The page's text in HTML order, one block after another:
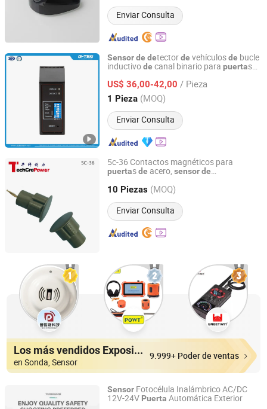
Enviar Consulta
Sensorde detectorde vehículosde bucle
inductivode canal binario para puertas
estacionamiento
US$ 36,00-42,00 / Pieza
1 Pieza (MOQ)
Enviar Consulta
TIANJIN G-TEK SENSOR TECHNOLOGY CO., LTD
Tianjin, China Desde 2021
5c-36 Contactos magnéticos para
puertasde acero, sensorde
10 Piezas (MOQ)
Enviar Consulta
Techcrepower Technologies Limited
Guangdong, China Desde 2013
Los más vendidos Expositores
en Sonda, Sensor
9.999+ Poder de ventas
Sensor Fotocélula Inalámbrico AC/DC
12V-24V Puerta Automática Exterior
Ningbo Yoursensor Electronic Technology Co., Ltd.